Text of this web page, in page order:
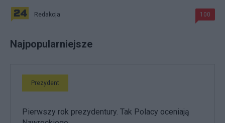
Redakcja 100
Najpopularniejsze
Prezydent
Pierwszy rok prezydentury. Tak Polacy oceniają